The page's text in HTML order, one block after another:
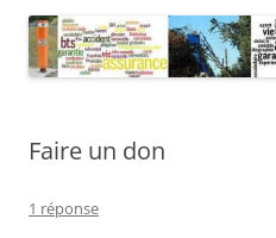
Faire un don
1 réponse